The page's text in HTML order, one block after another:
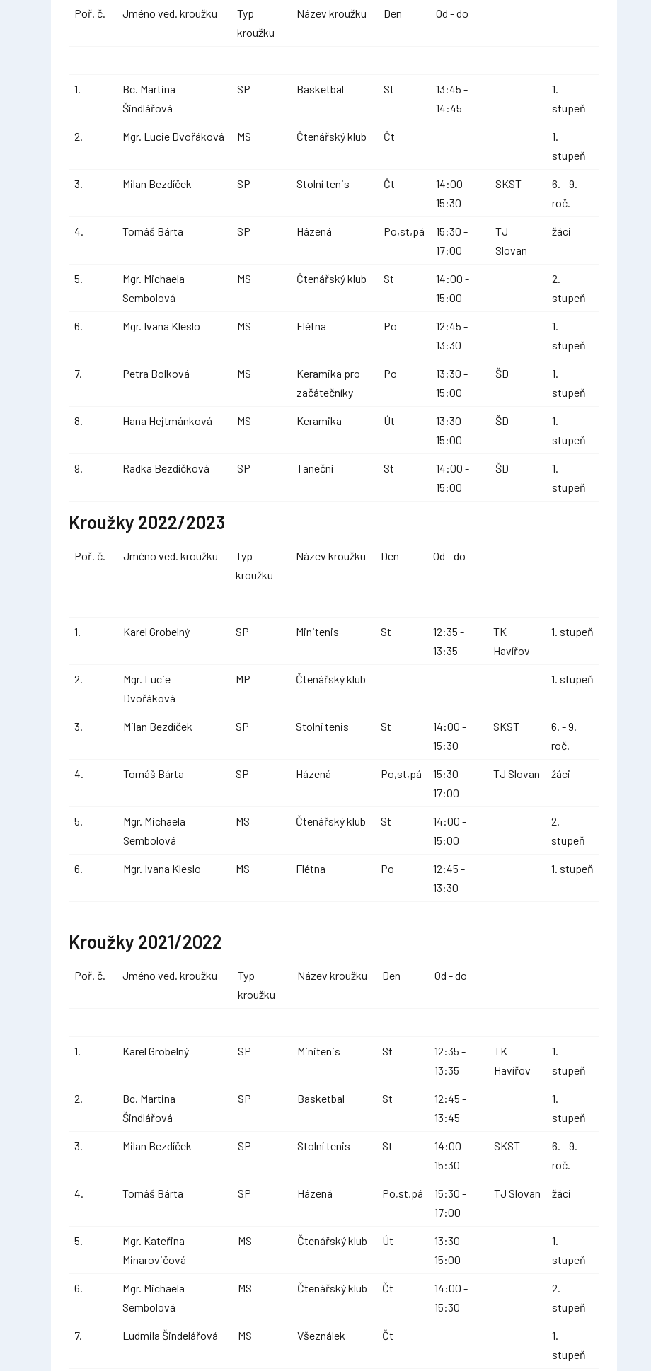
Poř. č. Jméno ved. kroužku
Typ
kroužku
Název kroužku Den Od - do
1.
Bc. Martina
Šindlářová
SP Basketbal St
13:45 -
14:45
1.
stupeň
2. Mgr. Lucie Dvořáková MS Čtenářský klub Čt
1.
stupeň
3. Milan Bezdíček SP Stolní tenis Čt
14:00 -
15:30
SKST
6. - 9.
roč.
4. Tomáš Bárta SP Házená Po,st,pá
15:30 -
17:00
TJ
Slovan
žáci
5.
Mgr. Michaela
Sembolová
MS Čtenářský klub St
14:00 -
15:00
2.
stupeň
6. Mgr. Ivana Kleslo MS Flétna Po
12:45 -
13:30
1.
stupeň
7. Petra Bolková MS
Keramika pro
začátečníky
Po
13:30 -
15:00
ŠD
1.
stupeň
8. Hana Hejtmánková MS Keramika Út
13:30 -
15:00
ŠD
1.
stupeň
9. Radka Bezdíčková SP Taneční St
14:00 -
15:00
ŠD
1.
stupeň
Kroužky 2022/2023
Poř. č. Jméno ved. kroužku
Typ
kroužku
Název kroužku Den Od - do
1. Karel Grobelný SP Minitenis St
12:35 -
13:35
TK
Havířov
1. stupeň
2.
Mgr. Lucie
Dvořáková
MP Čtenářský klub 1. stupeň
3. Milan Bezdíček SP Stolní tenis St
14:00 -
15:30
SKST
6. - 9.
roč.
4. Tomáš Bárta SP Házená Po,st,pá
15:30 -
17:00
TJ Slovan žáci
5.
Mgr. Michaela
Sembolová
MS Čtenářský klub St
14:00 -
15:00
2.
stupeň
6. Mgr. Ivana Kleslo MS Flétna Po
12:45 -
13:30
1. stupeň
Kroužky 2021/2022
Poř. č. Jméno ved. kroužku
Typ
kroužku
Název kroužku Den Od - do
1. Karel Grobelný SP Minitenis St
12:35 -
13:35
TK
Havířov
1.
stupeň
2.
Bc. Martina
Šindlářová
SP Basketbal St
12:45 -
13:45
1.
stupeň
3. Milan Bezdíček SP Stolní tenis St
14:00 -
15:30
SKST
6. - 9.
roč.
4. Tomáš Bárta SP Házená Po,st,pá
15:30 -
17:00
TJ Slovan žáci
5.
Mgr. Kateřina
Minarovičová
MS Čtenářský klub Út
13:30 -
15:00
1.
stupeň
6.
Mgr. Michaela
Sembolová
MS Čtenářský klub Čt
14:00 -
15:30
2.
stupeň
7. Ludmila Šindelářová MS Všeználek Čt
1.
stupeň